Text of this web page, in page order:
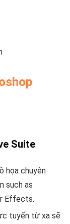
Suite
họa chuyên
such as
Effects.
tuyến từ xa sẽ